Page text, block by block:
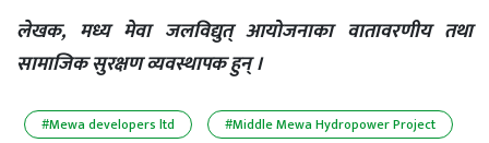
लेखक, मध्य मेवा जलविद्युत्‌ आयोजनाका वातावरणीय तथा
सामाजिक सुरक्षण व्यवस्थापक हुन् ।
#Mewa developers ltd #Middle Mewa Hydropower Project